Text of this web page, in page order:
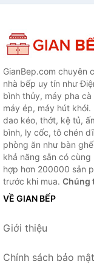
GianBep.com chuyên
nhà bếp uy tín như
bình thủy, máy pha
máy ép, máy hút
dao kéo, thớt, kệ tủ,
bình, ly cốc, tô chén
phòng ăn như bàn
khả năng sẵn có
hợp hơn 200000 sản
trước khi mua. Chúng
VỀ GIAN BẾP
Giới thiệu
Chính sách bảo mật